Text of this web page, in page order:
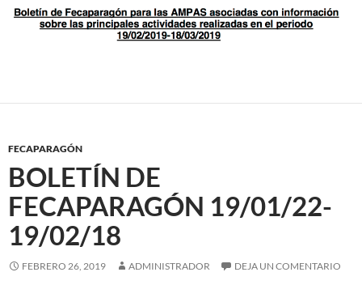
FECAPARAGÓN
BOLETÍN DE
FECAPARAGÓN 19/01/22-
19/02/18
FEBRERO 26, 2019 ADMINISTRADOR DEJA UN COMENTARIO